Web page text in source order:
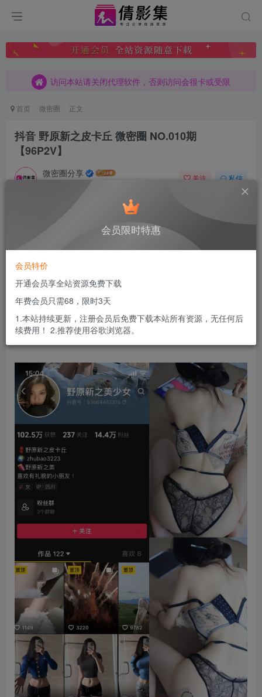
访问本站请关闭代理软件，否则访问会很卡或受限
访问本站请关闭代理软件，否则访问会很卡或受限
访问本站请关闭代理软件，否则访问会很卡或受限
首页 微密圈 正文
抖音 野原新之皮卡丘 微密圈 NO.010期
【96P2V】
微密圈分享 关注 私信
抖音 野原新之皮卡丘 微密圈 NO.010期 【96P2V】
此内容为付费阅读，请付费后查看
免费
您暂无购买权限，请先开通会员
开通会员
已售 4
会员限时特惠
会员特价
开通会员享全站资源免费下载
年费会员只需68，限时3天
1.本站持续更新，注册会员后免费下载本站所有资源，无任何后
续费用！ 2.推荐使用谷歌浏览器。